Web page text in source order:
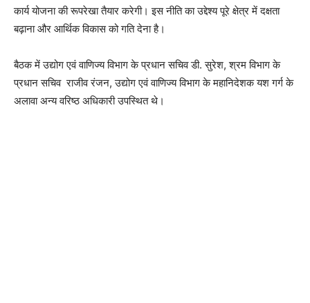
कार्य योजना की रूपरेखा तैयार करेगी। इस नीति का उद्देश्य पूरे क्षेत्र में दक्षता
बढ़ाना और आर्थिक विकास को गति देना है।
बैठक में उद्योग एवं वाणिज्य विभाग के प्रधान सचिव डी. सुरेश, श्रम विभाग के
प्रधान सचिव राजीव रंजन, उद्योग एवं वाणिज्य विभाग के महानिदेशक यश गर्ग के
अलावा अन्य वरिष्ठ अधिकारी उपस्थित थे।